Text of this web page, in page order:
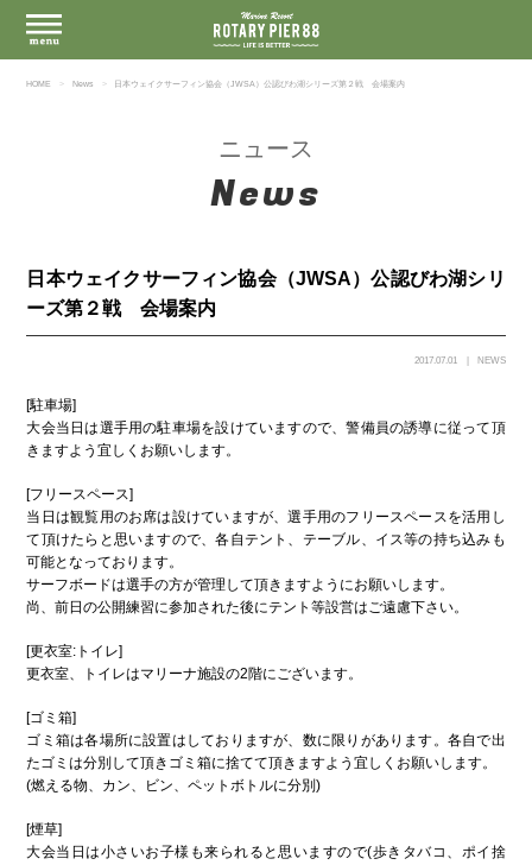
HOME News 日本ウェイクサーフィン協会（JWSA）公認びわ湖シリーズ第２戦 会場案内
ニュース
News
日本ウェイクサーフィン協会（JWSA）公認びわ湖シリ
ーズ第２戦 会場案内
2017.07.01 NEWS
[駐車場]
大会当日は選手用の駐車場を設けていますので、警備員の誘導に従って頂
きますよう宜しくお願いします。
[フリースペース]
当日は観覧用のお席は設けていますが、選手用のフリースペースを活用し
て頂けたらと思いますので、各自テント、テーブル、イス等の持ち込みも
可能となっております。
サーフボードは選手の方が管理して頂きますようにお願いします。
尚、前日の公開練習に参加された後にテント等設営はご遠慮下さい。
[更衣室:トイレ]
更衣室、トイレはマリーナ施設の2階にございます。
[ゴミ箱]
ゴミ箱は各場所に設置はしておりますが、数に限りがあります。各自で出
たゴミは分別して頂きゴミ箱に捨てて頂きますよう宜しくお願いします。
(燃える物、カン、ビン、ペットボトルに分別)
[煙草]
大会当日は小さいお子様も来られると思いますので(歩きタバコ、ポイ捨